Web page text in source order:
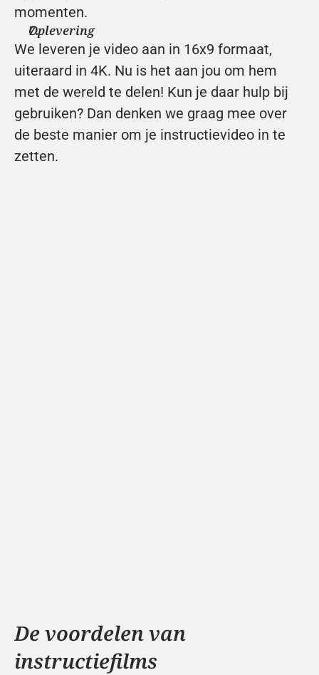
momenten.
Oplevering
We leveren je video aan in 16x9 formaat,
uiteraard in 4K. Nu is het aan jou om hem
met de wereld te delen! Kun je daar hulp bij
gebruiken? Dan denken we graag mee over
de beste manier om je instructievideo in te
zetten.
De voordelen van
instructiefilms